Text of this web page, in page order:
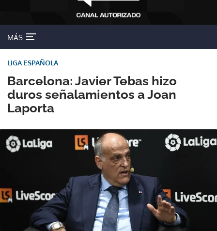
MÁS
Barcelona: Javier Tebas hizo
duros señalamientos a Joan
Laporta
LIGA ESPAÑOLA